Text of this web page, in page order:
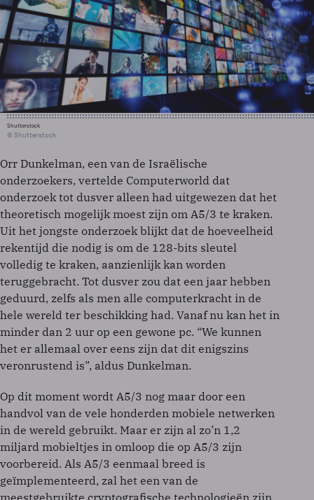
Shutterstock
© Shutterstock
Orr Dunkelman, een van de Israëlische
onderzoekers, vertelde Computerworld dat
onderzoek tot dusver alleen had uitgewezen dat het
theoretisch mogelijk moest zijn om A5/3 te kraken.
Uit het jongste onderzoek blijkt dat de hoeveelheid
rekentijd die nodig is om de 128-bits sleutel
volledig te kraken, aanzienlijk kan worden
teruggebracht. Tot dusver zou dat een jaar hebben
geduurd, zelfs als men alle computerkracht in de
hele wereld ter beschikking had. Vanaf nu kan het in
minder dan 2 uur op een gewone pc. “We kunnen
het er allemaal over eens zijn dat dit enigszins
veronrustend is”, aldus Dunkelman.
Op dit moment wordt A5/3 nog maar door een
handvol van de vele honderden mobiele netwerken
in de wereld gebruikt. Maar er zijn al zo’n 1,2
miljard mobieltjes in omloop die op A5/3 zijn
voorbereid. Als A5/3 eenmaal breed is
geïmplementeerd, zal het een van de
meestgebruikte cryptografische technologieën zijn.